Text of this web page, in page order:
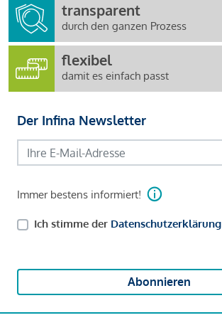
transparent
durch den ganzen Prozess
flexibel
damit es einfach passt
Der Infina Newsletter
Immer bestens informiert!
Ich stimme der Datenschutzerklärung
Abonnieren